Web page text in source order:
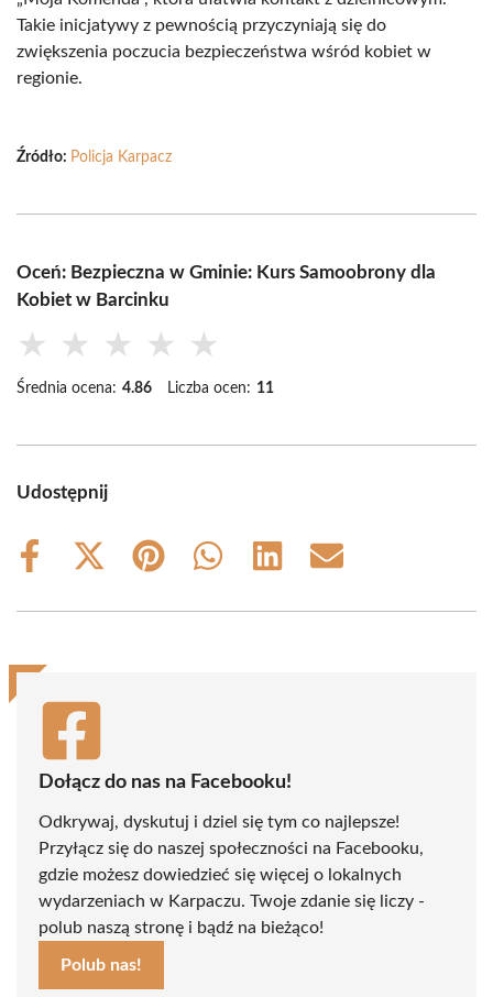
Takie inicjatywy z pewnością przyczyniają się do
zwiększenia poczucia bezpieczeństwa wśród kobiet w
regionie.
Źródło: Policja Karpacz
Oceń: Bezpieczna w Gminie: Kurs Samoobrony dla
Kobiet w Barcinku
★ ★ ★ ★ ★
Średnia ocena: 4.86 Liczba ocen: 11
Udostępnij
Share
Share
(Twitter)
Share
Share
Share
Share
Dołącz do nas na Facebooku!
Odkrywaj, dyskutuj i dziel się tym co najlepsze!
Przyłącz się do naszej społeczności na Facebooku,
gdzie możesz dowiedzieć się więcej o lokalnych
wydarzeniach w Karpaczu. Twoje zdanie się liczy -
polub naszą stronę i bądź na bieżąco!
Polub nas!